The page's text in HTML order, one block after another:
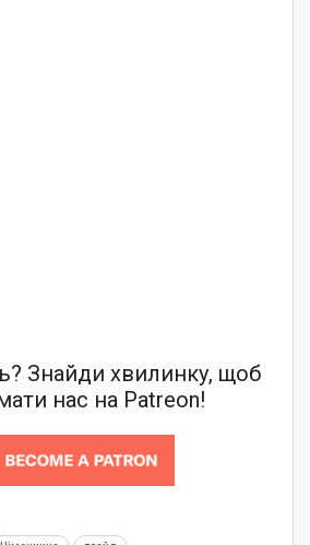
Знайди хвилинку, щоб
нас на Patreon!